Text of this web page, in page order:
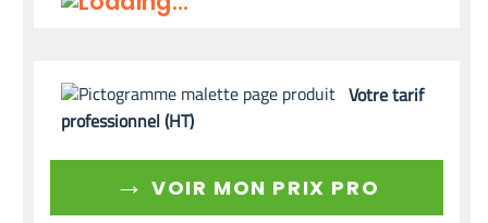
Votre tarif
professionnel (HT)
→ VOIR MON PRIX PRO